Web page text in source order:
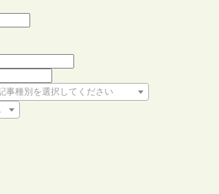
事種別を選択してください
択してください